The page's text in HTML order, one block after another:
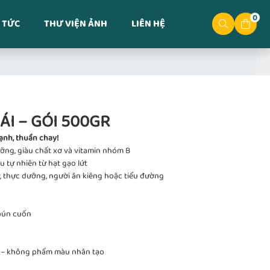
THƯ VIỆN ẢNH LIÊN HỆ
0
– GÓI 500GR
thuần chay!
giàu chất xơ và vitamin nhóm B
tự nhiên từ hạt gạo lứt
dưỡng, người ăn kiêng hoặc tiểu đường
cuốn
không phẩm màu nhân tạo